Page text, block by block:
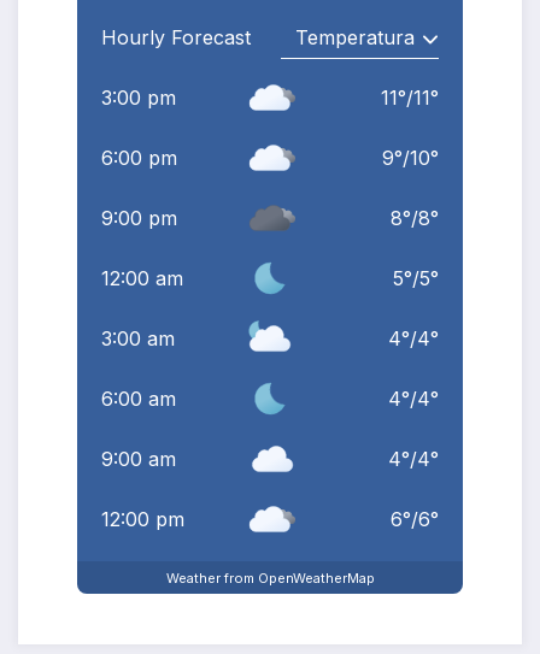
Hourly Forecast
3:00 pm 11°/11°
6:00 pm 9°/10°
9:00 pm 8°/8°
12:00 am 5°/5°
3:00 am 4°/4°
6:00 am 4°/4°
9:00 am 4°/4°
12:00 pm 6°/6°
Weather from OpenWeatherMap